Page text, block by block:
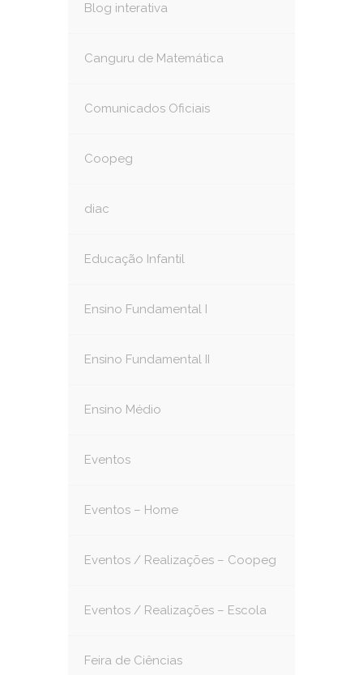
Blog interativa
Canguru de Matemática
Comunicados Oficiais
Coopeg
diac
Educação Infantil
Ensino Fundamental I
Ensino Fundamental II
Ensino Médio
Eventos
Eventos – Home
Eventos / Realizações – Coopeg
Eventos / Realizações – Escola
Feira de Ciências